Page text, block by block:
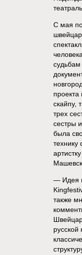
С мая
судьбам
скайпу,
трех
сестры
была
технику
— Идея
также